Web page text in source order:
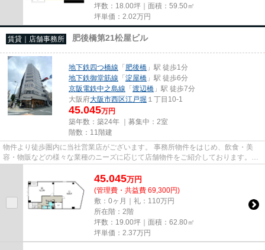
坪数：18.00坪｜面積：59.50㎡
坪単価： 2.02万円
賃貸｜店舗事務所 肥後橋第21松屋ビル
地下鉄四つ橋線 「肥後橋 」駅 徒歩1分
地下鉄御堂筋線 「淀屋橋 」駅 徒歩6分
京阪電鉄中之島線 「渡辺橋 」駅 徒歩7分
大阪府大阪市西区江戸堀 １丁目10-1
45.045万円
築年数：築24年 ｜募集中： 2室
階数：11階建
物件より徒歩圏内に当社営業店がございます。 事務所物件をはじめ、飲食・美
容・物販などの様々な業種のニーズに応じて店舗物件をご紹介しております。
尚、弊社ではおとり広告は一切...
45.045万円
(管理費・共益費 69,300円)
敷：0ヶ月｜礼：110万円
所在階：2階
坪数：19.00坪｜面積：62.80㎡
坪単価： 2.37万円